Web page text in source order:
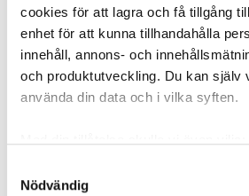
cookies för att lagra och få tillgång
enhet för att kunna tillhandahålla
innehåll, annons- och
och produktutveckling. Du kan själv
använda din data och i vilka syften.
som kan ha en noggrannhet på
Nödvändig
Hyresgästen har bott i lägenheten i
1995 men måste nu flytta sedan
i hyresnämnden och i hovrätten.
Skada upptäcktes av
plastmattan på väggen i duschen